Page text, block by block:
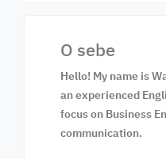
O sebe
Hello! My name is
an experienced
focus on Business
communication.